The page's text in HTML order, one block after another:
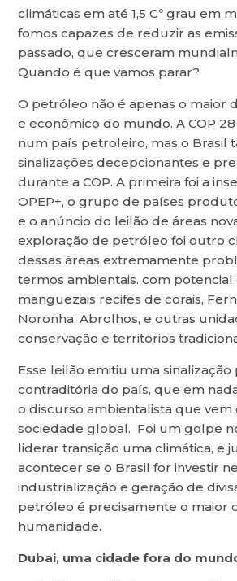
climáticas em até 1,5 Cº grau em
fomos capazes de reduzir as
passado, que cresceram
Quando é que vamos parar?
O petróleo não é apenas o maior
e econômico do mundo. A COP
num país petroleiro, mas o Brasil
sinalizações decepcionantes e
durante a COP. A primeira foi a
OPEP+, o grupo de países
e o anúncio do leilão de áreas
exploração de petróleo foi outro
dessas áreas extremamente
termos ambientais. com potencial
manguezais recifes de corais,
Noronha, Abrolhos, e outras
conservação e territórios
Esse leilão emitiu uma
contraditória do país, que em
o discurso ambientalista que vem
sociedade global. Foi um golpe
liderar transição uma climática, e
acontecer se o Brasil for investir
industrialização e geração de
petróleo é precisamente o maior
humanidade.
Dubai, uma cidade fora do